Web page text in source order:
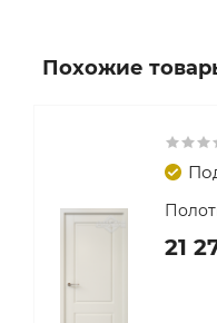
Похожие
21